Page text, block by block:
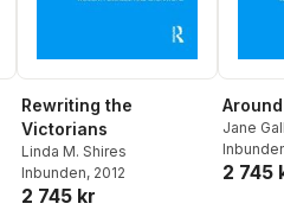
Rewriting the
Victorians
Linda M. Shires
Inbunden, 2012
2 745 kr
Around
Jane
2 745